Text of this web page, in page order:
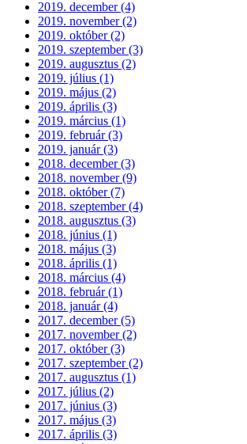
2019. december (4)
2019. november (2)
2019. október (2)
2019. szeptember (3)
2019. augusztus (2)
2019. július (1)
2019. május (2)
2019. április (3)
2019. március (1)
2019. február (3)
2019. január (3)
2018. december (3)
2018. november (9)
2018. október (7)
2018. szeptember (4)
2018. augusztus (3)
2018. június (1)
2018. május (3)
2018. április (1)
2018. március (4)
2018. február (1)
2018. január (4)
2017. december (5)
2017. november (2)
2017. október (3)
2017. szeptember (2)
2017. augusztus (1)
2017. július (2)
2017. június (3)
2017. május (3)
2017. április (3)